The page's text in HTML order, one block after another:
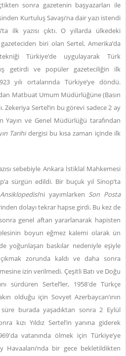
sonra gazetenin başyazarları ile
Kurtuluş Savaşı’na dair yazı istendi
’ta ilk yazısı çıktı. O yıllarda ülkedeki
biri olan Sertel, Amerika’da
Türkiye’de uygulayarak Türk
getirdi ve popüler gazeteciliğin ilk
yılı ortalarında Türkiye’ye döndü.
Matbuat Umum Müdürlüğüne (Basın
Zekeriya Sertel’in bu görevi sadece 2 ay
Yayın ve Genel Müdürlüğü tarafından
Tarihidergisi bu kısa zaman içinde ilk
sebebiyle Ankara İstiklal Mahkemesi
sürgün edildi. Bir buçuk yıl Sinop’ta
’ni yayımlarken Son Posta
dolayı tekrar hapse girdi. Bu kez de
genel aftan yararlanarak hapisten
boyun eğmez kalemi olarak ün
yoğunlaşan baskılar nedeniyle eşiyle
zorunda kaldı ve daha sonra
izin verilmedi. Çeşitli Batı ve Doğu
sürdüren Sertel’ler, 1958'de Türkçe
olduğu için Sovyet Azerbaycan’ının
burada yaşadıktan sonra 2 Eylül
kızı Yıldız Sertel’in yanına giderek
vatanında ölmek için Türkiye’ye
Havaalanı’nda bir gece bekletildikten